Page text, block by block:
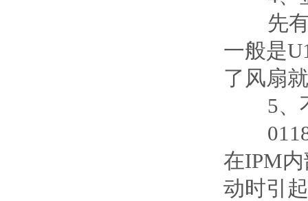
先有
一般是
了风扇
5、
在IPM
动时引